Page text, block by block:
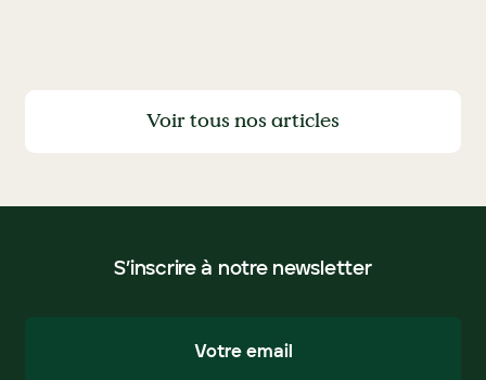
Voir tous nos articles
Voir tous nos articles
S’inscrire à notre newsletter